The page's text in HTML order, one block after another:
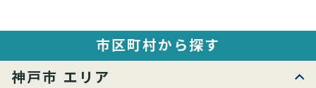
市区町村から探す
神戸市 エリア